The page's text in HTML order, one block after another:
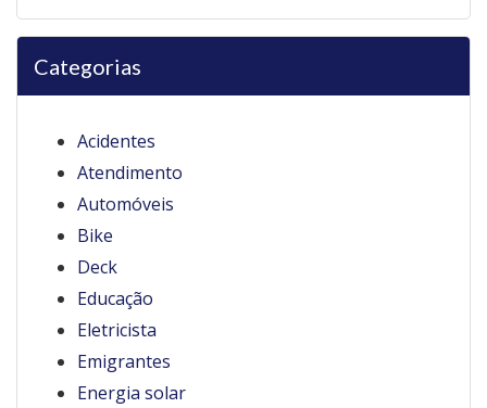
Categorias
Acidentes
Atendimento
Automóveis
Bike
Deck
Educação
Eletricista
Emigrantes
Energia solar